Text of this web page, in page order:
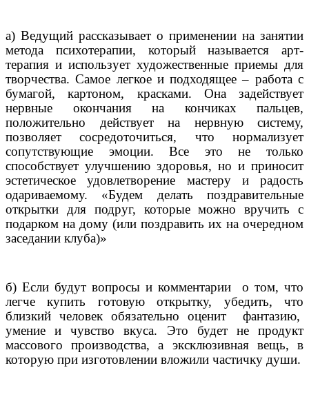
а) Ведущий рассказывает о применении на занятии
метода психотерапии, который называется арт-
терапия и использует художественные приемы для
творчества. Самое легкое и подходящее – работа с
бумагой, картоном, красками. Она задействует
нервные окончания на кончиках пальцев,
положительно действует на нервную систему,
позволяет сосредоточиться, что нормализует
сопутствующие эмоции. Все это не только
способствует улучшению здоровья, но и приносит
эстетическое удовлетворение мастеру и радость
одариваемому. «Будем делать поздравительные
открытки для подруг, которые можно вручить с
подарком на дому (или поздравить их на очередном
заседании клуба)»
б) Если будут вопросы и комментарии о том, что
легче купить готовую открытку, убедить, что
близкий человек обязательно оценит
фантазию,
умение и чувство вкуса. Это будет не продукт
массового производства, а эксклюзивная вещь, в
которую при изготовлении вложили частичку души.